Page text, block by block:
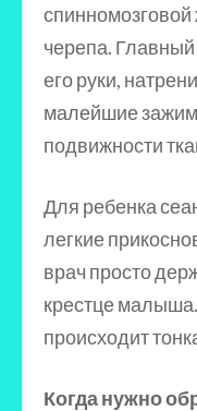
спинномозговой
черепа.
его руки,
малейшие
подвижности
Для ребенка
легкие
врач просто
крестце
происходит
Когда нужно